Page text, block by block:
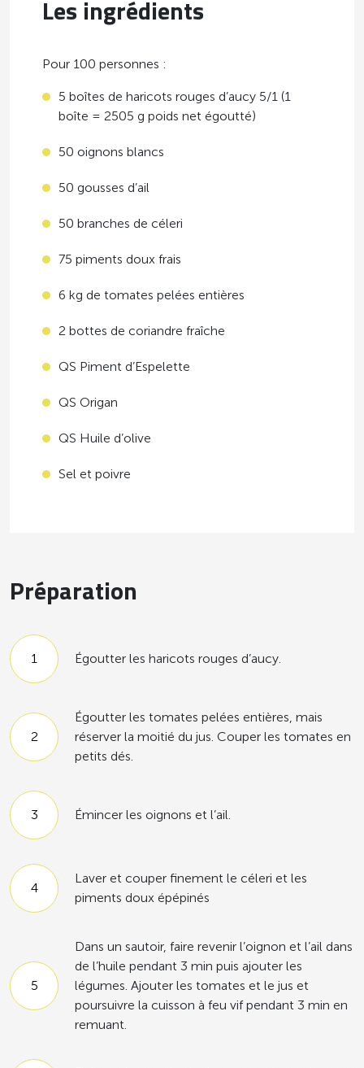
Les ingrédients
Pour 100 personnes :
5 boîtes de haricots rouges d’aucy 5/1 (1
boîte = 2505 g poids net égoutté)
50 oignons blancs
50 gousses d’ail
50 branches de céleri
75 piments doux frais
6 kg de tomates pelées entières
2 bottes de coriandre fraîche
QS Piment d’Espelette
QS Origan
QS Huile d’olive
Sel et poivre
Préparation
Égoutter les haricots rouges d’aucy.
Égoutter les tomates pelées entières, mais
réserver la moitié du jus. Couper les tomates en
petits dés.
Émincer les oignons et l’ail.
Laver et couper finement le céleri et les
piments doux épépinés
Dans un sautoir, faire revenir l’oignon et l’ail dans
de l’huile pendant 3 min puis ajouter les
légumes. Ajouter les tomates et le jus et
poursuivre la cuisson à feu vif pendant 3 min en
remuant.